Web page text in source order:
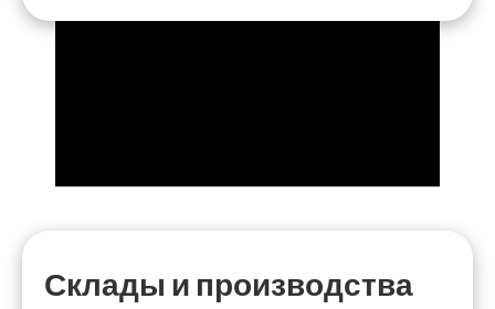
Склады и производства